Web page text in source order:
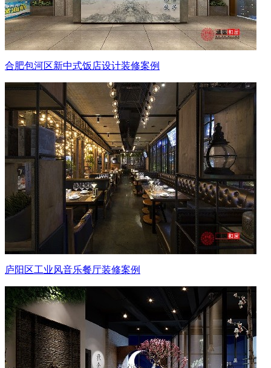
合肥包河区新中式饭店设计装修案例
庐阳区工业风音乐餐厅装修案例